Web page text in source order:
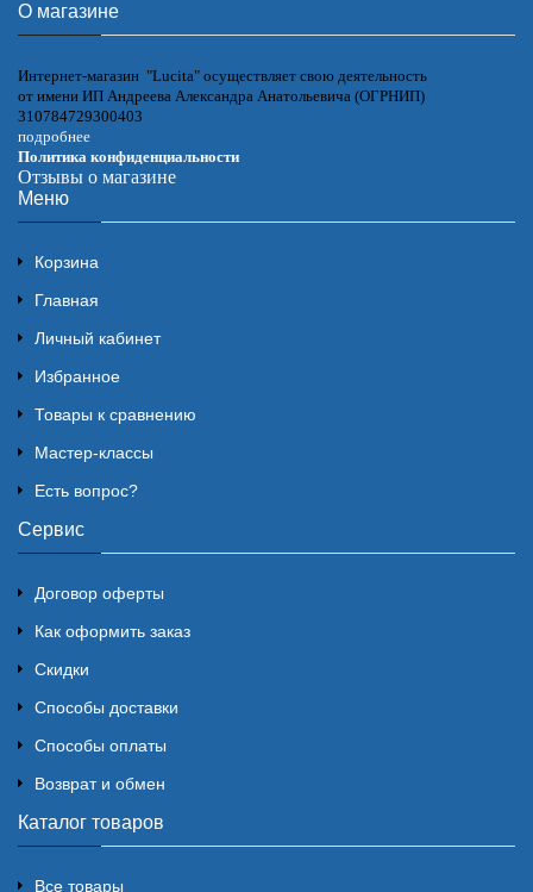
О магазине
Интернет-магазин "Lucita" осуществляет свою деятельность
от имени ИП Андреева Александра Анатольевича (ОГРНИП)
310784729300403
подробнее
Политика конфиденциальности
Отзывы о магазине
Меню
Корзина
Главная
Личный кабинет
Избранное
Товары к сравнению
Мастер-классы
Есть вопрос?
Сервис
Договор оферты
Как оформить заказ
Скидки
Способы доставки
Способы оплаты
Возврат и обмен
Каталог товаров
Все товары